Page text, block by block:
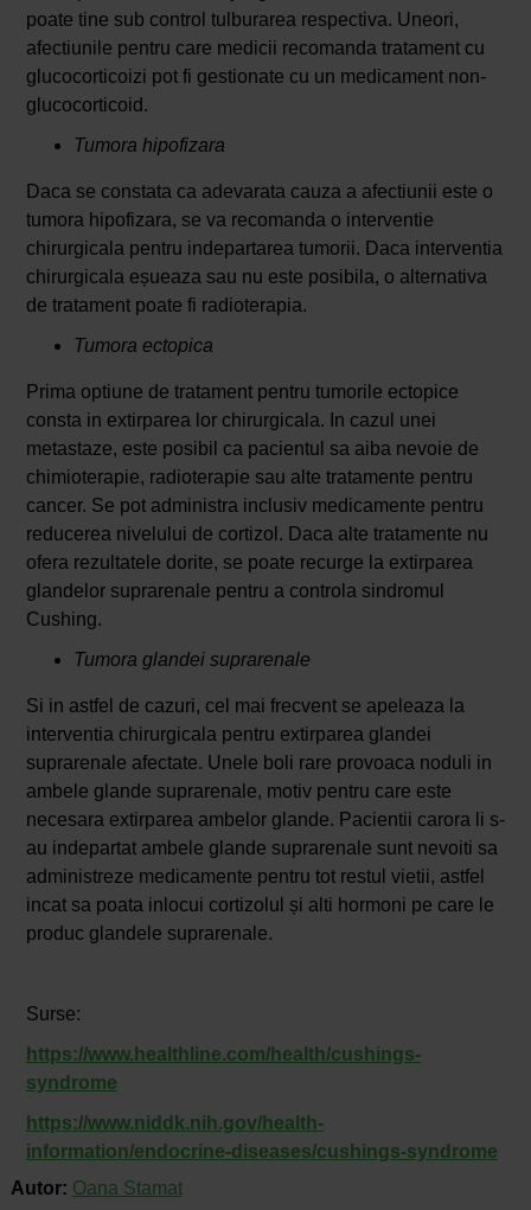
poate tine sub control tulburarea respectiva. Uneori,
afectiunile pentru care medicii recomanda tratament cu
glucocorticoizi pot fi gestionate cu un medicament non-
glucocorticoid.
Tumora hipofizara
Daca se constata ca adevarata cauza a afectiunii este o
tumora hipofizara, se va recomanda o interventie
chirurgicala pentru indepartarea tumorii. Daca interventia
chirurgicala eșueaza sau nu este posibila, o alternativa
de tratament poate fi radioterapia.
Tumora ectopica
Prima optiune de tratament pentru tumorile ectopice
consta in extirparea lor chirurgicala. In cazul unei
metastaze, este posibil ca pacientul sa aiba nevoie de
chimioterapie, radioterapie sau alte tratamente pentru
cancer. Se pot administra inclusiv medicamente pentru
reducerea nivelului de cortizol. Daca alte tratamente nu
ofera rezultatele dorite, se poate recurge la extirparea
glandelor suprarenale pentru a controla sindromul
Cushing.
Tumora glandei suprarenale
Si in astfel de cazuri, cel mai frecvent se apeleaza la
interventia chirurgicala pentru extirparea glandei
suprarenale afectate. Unele boli rare provoaca noduli in
ambele glande suprarenale, motiv pentru care este
necesara extirparea ambelor glande. Pacientii carora li s-
au indepartat ambele glande suprarenale sunt nevoiti sa
administreze medicamente pentru tot restul vietii, astfel
incat sa poata inlocui cortizolul și alti hormoni pe care le
produc glandele suprarenale.
Surse:
https://www.healthline.com/health/cushings-
syndrome
https://www.niddk.nih.gov/health-
information/endocrine-diseases/cushings-syndrome
Autor: Oana Stamat